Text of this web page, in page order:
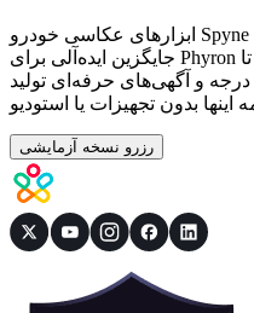
ابزارهای عکاسی خودرو Spyne که با هوش مصنوعی کار می‌کنند،
جایگزین ایده‌آلی برای Phyron هستند و شما را قادر می‌سازند تا
تصاویر با کیفیت بالا، ویدیوهای ۳۶۰ درجه و آگهی‌های حرفه‌ای تولید
رزرو نسخه آزمایشی